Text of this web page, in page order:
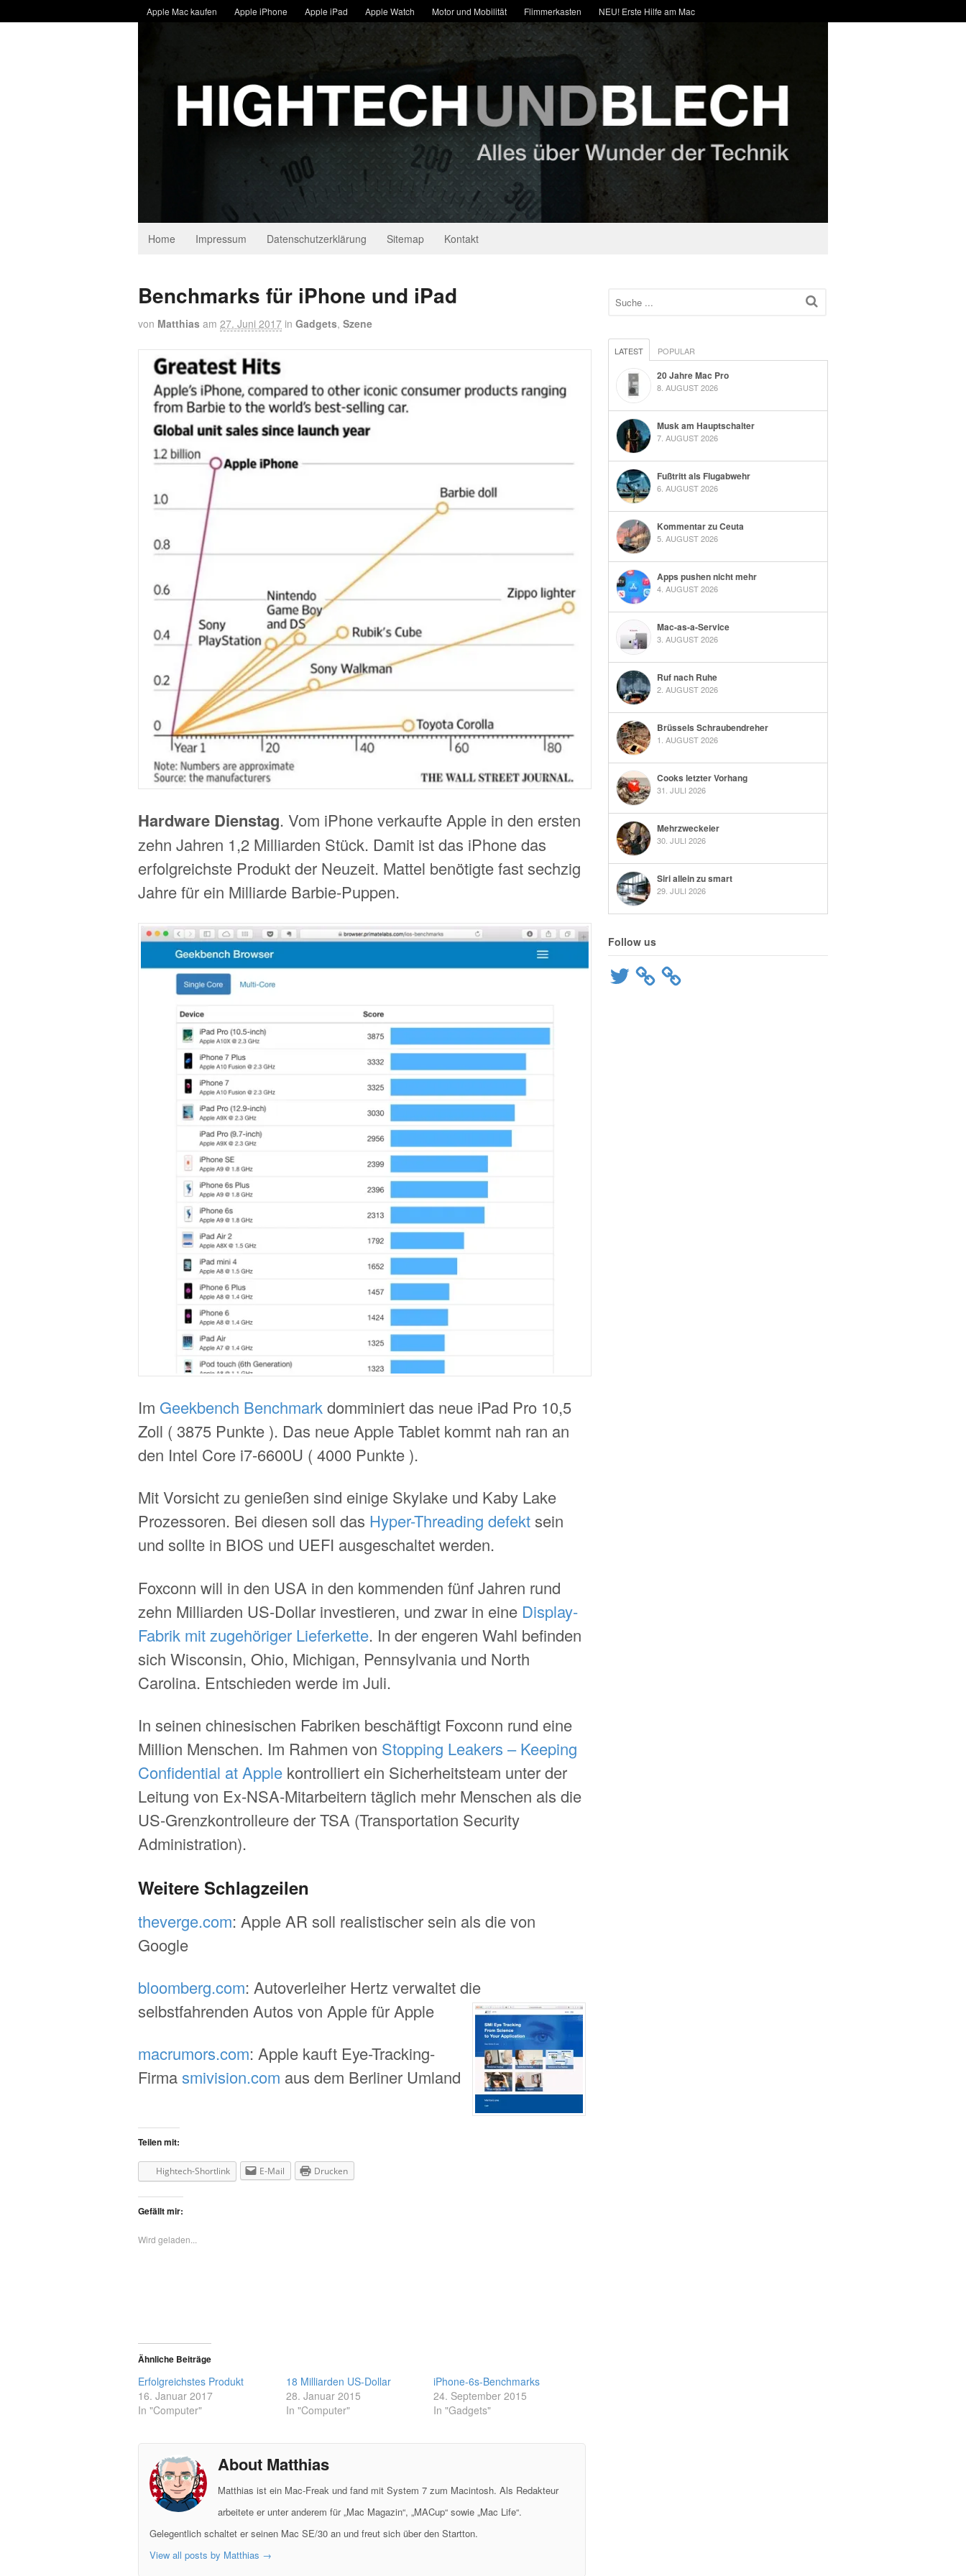
Apple Mac kaufen Apple iPhone Apple iPad Apple Watch Motor und Mobilität Flimmerkasten NEU! Erste Hilfe am Mac
Home Impressum Datenschutzerklärung Sitemap Kontakt
Benchmarks für iPhone und iPad
von Matthias am 27. Juni 2017 in Gadgets, Szene
Hardware Dienstag. Vom iPhone verkaufte Apple in den ersten
zehn Jahren 1,2 Milliarden Stück. Damit ist das iPhone das
erfolgreichste Produkt der Neuzeit. Mattel benötigte fast sechzig
Jahre für ein Milliarde Barbie-Puppen.
Im Geekbench Benchmarkdomminiert das neue iPad Pro 10,5
Zoll ( 3875 Punkte ). Das neue Apple Tablet kommt nah ran an
den Intel Core i7-6600U ( 4000 Punkte ).
Mit Vorsicht zu genießen sind einige Skylake und Kaby Lake
Prozessoren. Bei diesen soll das Hyper-Threading defektsein
und sollte in BIOS und UEFI ausgeschaltet werden.
Foxconn will in den USA in den kommenden fünf Jahren rund
zehn Milliarden US-Dollar investieren, und zwar in eine Display-
Fabrik mit zugehöriger Lieferkette. In der engeren Wahl befinden
sich Wisconsin, Ohio, Michigan, Pennsylvania und North
Carolina. Entschieden werde im Juli.
In seinen chinesischen Fabriken beschäftigt Foxconn rund eine
Million Menschen. Im Rahmen von Stopping Leakers – Keeping
Confidential at Apple kontrolliert ein Sicherheitsteam unter der
Leitung von Ex-NSA-Mitarbeitern täglich mehr Menschen als die
US-Grenzkontrolleure der TSA (Transportation Security
Administration).
Weitere Schlagzeilen
theverge.com: Apple AR soll realistischer sein als die von
Google
bloomberg.com: Autoverleiher Hertz verwaltet die
selbstfahrenden Autos von Apple für Apple
macrumors.com: Apple kauft Eye-Tracking-
Firmasmivision.com aus dem Berliner Umland
Teilen mit:
Hightech-Shortlink E-Mail Drucken
Gefällt mir:
Wird geladen...
Ähnliche Beiträge
Erfolgreichstes Produkt
16. Januar 2017
In "Computer"
18 Milliarden US-Dollar
28. Januar 2015
In "Computer"
iPhone-6s-Benchmarks
24. September 2015
In "Gadgets"
About Matthias
Matthias ist ein Mac-Freak und fand mit System 7 zum Macintosh. Als Redakteur
arbeitete er unter anderem für „Mac Magazin“, „MACup“ sowie „Mac Life“.
Gelegentlich schaltet er seinen Mac SE/30 an und freut sich über den Startton.
View all posts by Matthias →
LATEST POPULAR
20 Jahre Mac Pro
8. AUGUST 2026
Musk am Hauptschalter
7. AUGUST 2026
Fußtritt als Flugabwehr
6. AUGUST 2026
Kommentar zu Ceuta
5. AUGUST 2026
Apps pushen nicht mehr
4. AUGUST 2026
Mac-as-a-Service
3. AUGUST 2026
Ruf nach Ruhe
2. AUGUST 2026
Brüssels Schraubendreher
1. AUGUST 2026
Cooks letzter Vorhang
31. JULI 2026
Mehrzweckeier
30. JULI 2026
Siri allein zu smart
29. JULI 2026
Follow us
Twitter